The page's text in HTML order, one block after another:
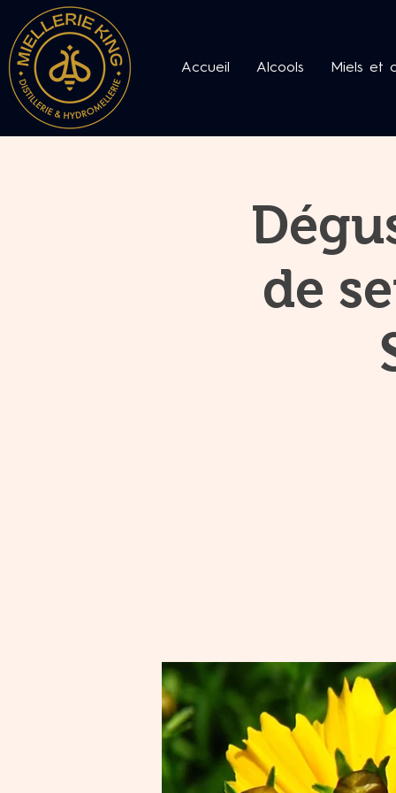
Accueil Alcools Miels et
de